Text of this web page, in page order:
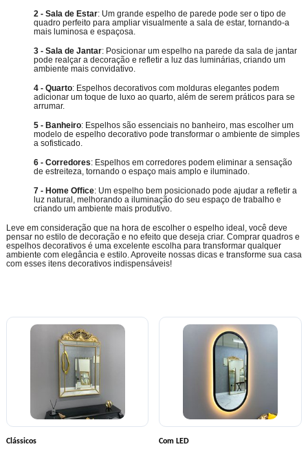
2 - Sala de Estar: Um grande espelho de parede pode ser o tipo de
quadro perfeito para ampliar visualmente a sala de estar, tornando-a
mais luminosa e espaçosa.
3 - Sala de Jantar: Posicionar um espelho na parede da sala de jantar
pode realçar a decoração e refletir a luz das luminárias, criando um
ambiente mais convidativo.
4 - Quarto: Espelhos decorativos com molduras elegantes podem
adicionar um toque de luxo ao quarto, além de serem práticos para se
arrumar.
5 - Banheiro: Espelhos são essenciais no banheiro, mas escolher um
modelo de espelho decorativo pode transformar o ambiente de simples
a sofisticado.
6 - Corredores: Espelhos em corredores podem eliminar a sensação
de estreiteza, tornando o espaço mais amplo e iluminado.
7 - Home Office: Um espelho bem posicionado pode ajudar a refletir a
luz natural, melhorando a iluminação do seu espaço de trabalho e
criando um ambiente mais produtivo.
Leve em consideração que na hora de escolher o espelho ideal, você deve
pensar no estilo de decoração e no efeito que deseja criar. Comprar quadros e
espelhos decorativos é uma excelente escolha para transformar qualquer
ambiente com elegância e estilo. Aproveite nossas dicas e transforme sua casa
com esses itens decorativos indispensáveis!
Clássicos Com LED